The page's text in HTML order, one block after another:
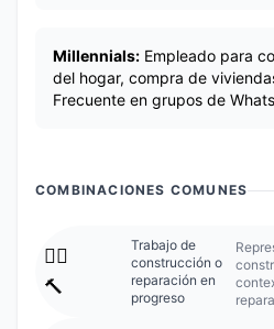
Millennials: Empleado para
del hogar, compra de
Frecuente en grupos de
COMBINACIONES COMUNES
👷‍♂️
🔨
Trabajo de
construcción o
reparación en
progreso